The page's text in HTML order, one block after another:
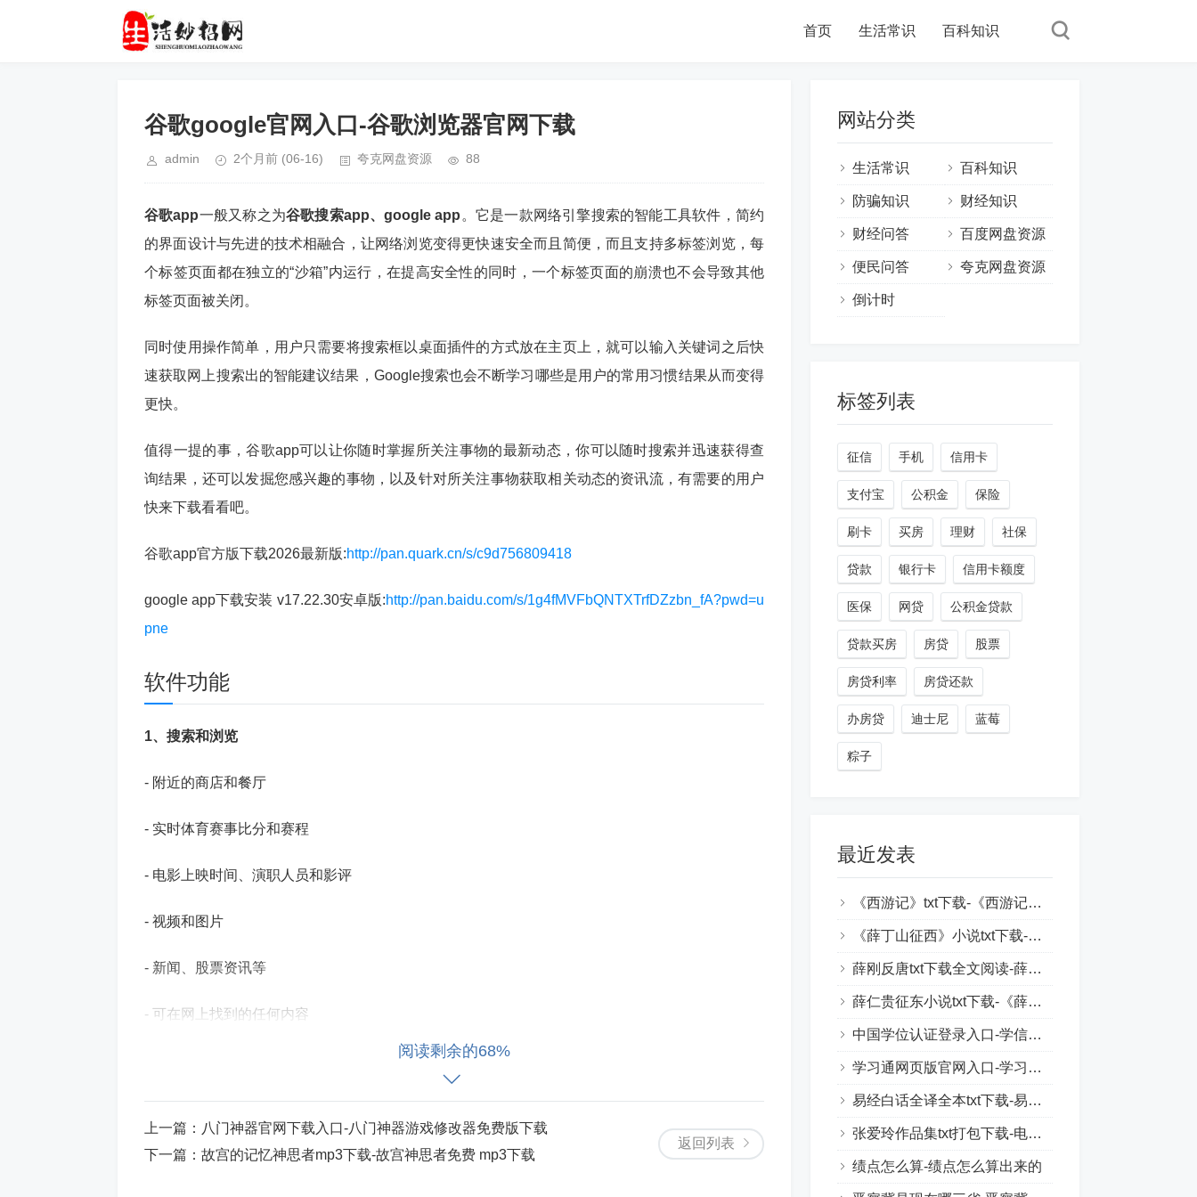
首页 生活常识 百科知识
谷歌google官网入口-谷歌浏览器官网下载
admin 2个月前 (06-16) 夸克网盘资源 88
谷歌app一般又称之为谷歌搜索app、google app 。它是一款网络引擎搜索的智能工具软件，简约
的界面设计与先进的技术相融合，让网络浏览变得更快速安全而且简便，而且支持多标签浏览，每
个标签页面都在独立的“沙箱”内运行，在提高安全性的同时，一个标签页面的崩溃也不会导致其他
标签页面被关闭。
同时使用操作简单，用户只需要将搜索框以桌面插件的方式放在主页上，就可以输入关键词之后快
速获取网上搜索出的智能建议结果，Google搜索也会不断学习哪些是用户的常用习惯结果从而变得
更快。
值得一提的事，谷歌app可以让你随时掌握所关注事物的最新动态，你可以随时搜索并迅速获得查
询结果，还可以发掘您感兴趣的事物，以及针对所关注事物获取相关动态的资讯流，有需要的用户
快来下载看看吧。
谷歌app官方版下载2026最新版:http://pan.quark.cn/s/c9d756809418
google app下载安装 v17.22.30安卓版:http://pan.baidu.com/s/1g4fMVFbQNTXTrfDZzbn_fA?pwd=u
pne
软件功能
1、搜索和浏览
- 附近的商店和餐厅
- 实时体育赛事比分和赛程
- 电影上映时间、演职人员和影评
- 视频和图片
- 新闻、股票资讯等
- 可在网上找到的任何内容
- 每天早上一睁眼就能获悉天气资讯和新闻
- 接收关于体育赛事、电影和各类活动的相关动态
阅读剩余的68%
返回列表
上一篇： 八门神器官网下载入口-八门神器游戏修改器免费版下载
下一篇： 故宫的记忆神思者mp3下载-故宫神思者免费 mp3下载
网站分类
生活常识 百科知识
防骗知识 财经知识
财经问答 百度网盘资源
便民问答 夸克网盘资源
倒计时
标签列表
征信 手机 信用卡
支付宝 公积金 保险
刷卡 买房 理财 社保
贷款 银行卡 信用卡额度
医保 网贷 公积金贷款
贷款买房 房贷 股票
房贷利率 房贷还款
办房贷 迪士尼 蓝莓
粽子
最近发表
《西游记》txt下载-《西游记》原著电子书下载
《薛丁山征西》小说txt下载-薛丁山传奇txt下载
薛刚反唐txt下载全文阅读-薛刚反唐全文txt百度云
薛仁贵征东小说txt下载-《薛仁贵征东》古典小说下载
中国学位认证登录入口-学信网官网登录入口
学习通网页版官网入口-学习通账号在线登录
易经白话全译全本txt下载-易经白话文全文txt下载
张爱玲作品集txt打包下载-电子书下载张爱玲文集
绩点怎么算-绩点怎么算出来的